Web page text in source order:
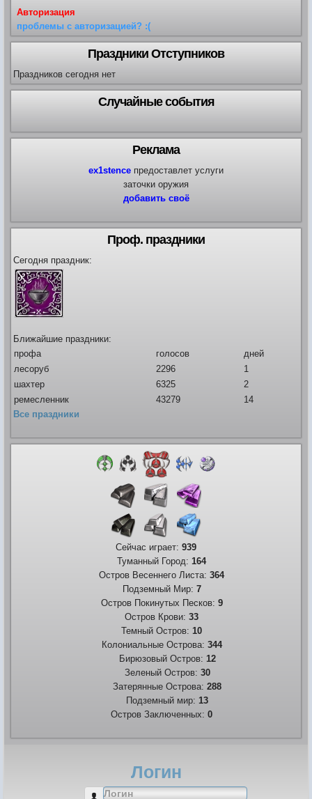
Авторизация
проблемы с авторизацией? :(
Праздники Отступников
Праздников сегодня нет
Случайные события
Реклама
ex1stence предоставлет услуги
заточки оружия
добавить своё
Проф. праздники
Сегодня праздник:
Ближайшие праздники:
профа
голосов
дней
лесоруб
2296
1
шахтер
6325
2
ремесленник
43279
14
Все праздники
Сейчас играет: 939
Туманный Город: 164
Остров Весеннего Листа: 364
Подземный Мир: 7
Остров Покинутых Песков: 9
Остров Крови: 33
Темный Остров: 10
Колониальные Острова: 344
Бирюзовый Остров: 12
Зеленый Остров: 30
Затерянные Острова: 288
Подземный мир: 13
Остров Заключенных: 0
Логин